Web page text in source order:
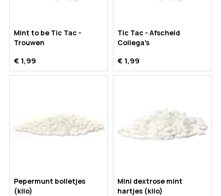
Mint to be Tic Tac -
Trouwen
€ 1,99
Tic Tac - Afscheid
Collega's
€ 1,99
Pepermunt bolletjes
(kilo)
Mini dextrose mint
hartjes (kilo)